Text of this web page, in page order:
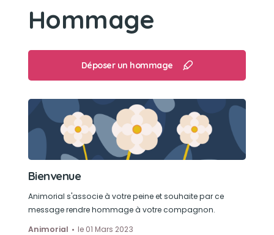
Hommage
Déposer un hommage
Bienvenue
Animorial s'associe à votre peine et souhaite par ce
message rendre hommage à votre compagnon.
Animorial
le 01 Mars 2023